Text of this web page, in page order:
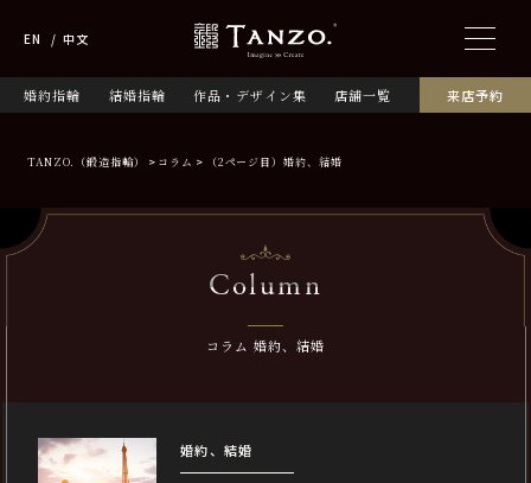
婚約指輪 結婚指輪 作品・デザイン集 店舗一覧 来店予約
EN 中文
TANZO.（鍛造指輪） コラム （2ページ目）婚約、結婚
Column
コラム 婚約、結婚
婚約、結婚